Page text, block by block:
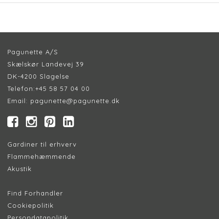
Pagunette A/S
Skælskør Landevej 39
DK-4200 Slagelse
Telefon:+45 58 57 04 00
Email: pagunette@pagunette.dk
Gardiner til erhverv
Flammehæmmende
Akustik
Find Forhandler
Cookiepolitik